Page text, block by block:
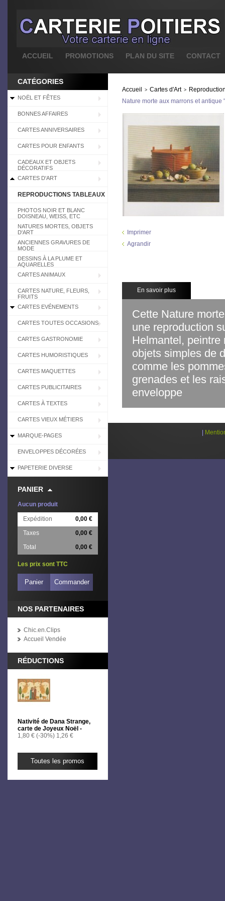
ACCUEIL PROMOTIONS PLAN DU SITE CONTACT
CATÉGORIES
NOËL ET FÊTES
BONNES AFFAIRES
CARTES ANNIVERSAIRES
CARTES POUR ENFANTS
CADEAUX ET OBJETS
DÉCORATIFS
CARTES D'ART
REPRODUCTIONS TABLEAUX
PHOTOS NOIR ET BLANC
DOISNEAU, WEISS, ETC
NATURES MORTES, OBJETS
D'ART
ANCIENNES GRAVURES DE
MODE
DESSINS À LA PLUME ET
AQUARELLES
CARTES ANIMAUX
CARTES NATURE, FLEURS,
FRUITS
CARTES EVÉNEMENTS
CARTES TOUTES OCCASIONS
CARTES GASTRONOMIE
CARTES HUMORISTIQUES
CARTES MAQUETTES
CARTES PUBLICITAIRES
CARTES À TEXTES
CARTES VIEUX MÉTIERS
MARQUE-PAGES
ENVELOPPES DÉCORÉES
PAPETERIE DIVERSE
PANIER
Aucun produit
Expédition
0,00 €
Taxes
0,00 €
Total
0,00 €
Les prix sont TTC
Panier Commander
NOS PARTENAIRES
Chic.en.Clips
Accueil Vendée
RÉDUCTIONS
Nativité de Dana Strange,
carte de Joyeux Noël -
1,80 € (-30%) 1,26 €
Toutes les promos
Accueil > Cartes d'Art >
Nature morte aux marrons et antique
Imprimer
Agrandir
En savoir plus
Cette Nature
une reproduction
Helmantel,
objets simples de
comme les
grenades et les
enveloppe